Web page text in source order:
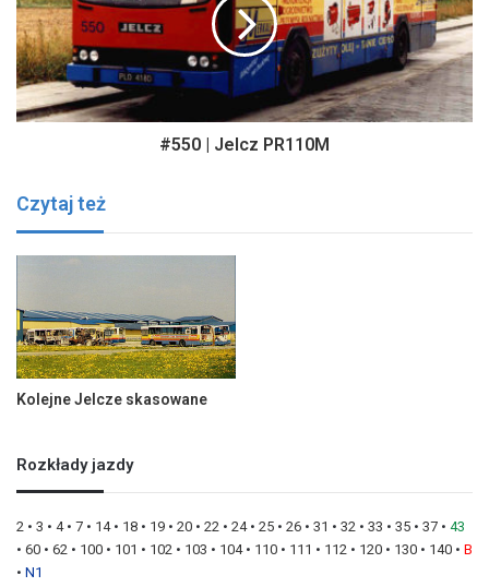
#550 | Jelcz PR110M
Czytaj też
Kolejne Jelcze skasowane
Rozkłady jazdy
2 • 3 • 4• 7 • 14• 18 • 19 • 20 • 22 • 24• 25 • 26 • 31 • 32 • 33 • 35 • 37 • 43
• 60 • 62 • 100 • 101 • 102 • 103 • 104• 110 • 111 • 112 • 120 • 130 • 140 • B
• N1